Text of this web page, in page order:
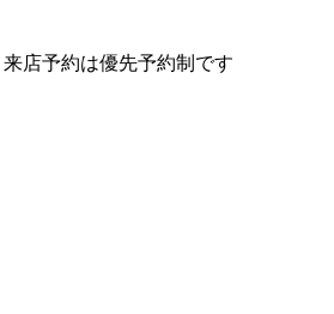
来店予約は優先予約制 です